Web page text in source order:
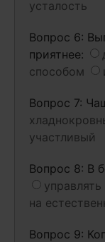
усталость
Вопрос 6:
приятнее:
способом
Вопрос 7:
участливый
Вопрос 8: В
на
Вопрос 9: